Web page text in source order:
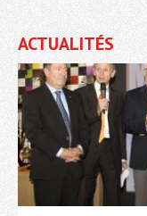
ACTUALITÉS